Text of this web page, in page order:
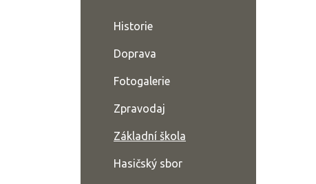
Historie
Doprava
Fotogalerie
Zpravodaj
Základní škola
Hasičský sbor